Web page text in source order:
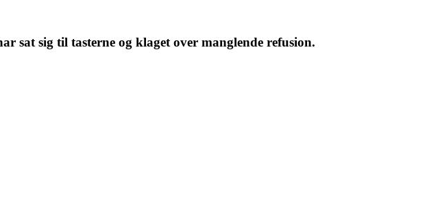
sat sig til tasterne og klaget over manglende refusion.